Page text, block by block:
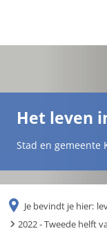
Het leven
Stad en gemeente
Je bevindt je hier:
2022 - Tweede helft